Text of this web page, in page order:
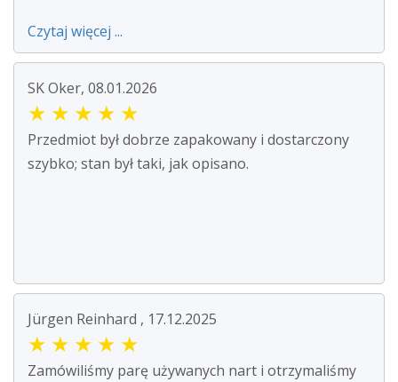
Czytaj więcej ...
SK Oker, 08.01.2026
★ ★ ★ ★ ★
Przedmiot był dobrze zapakowany i dostarczony
szybko; stan był taki, jak opisano.
Jürgen Reinhard , 17.12.2025
★ ★ ★ ★ ★
Zamówiliśmy parę używanych nart i otrzymaliśmy